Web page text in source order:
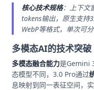
核心技术规格：上下文
tokens输出，原生支持
WebP等格式，单次可
多模态AI的技术突破
多模态融合能力是Gemini
态模型不同，3.0 Pro通过
息映射到同一表征空间，